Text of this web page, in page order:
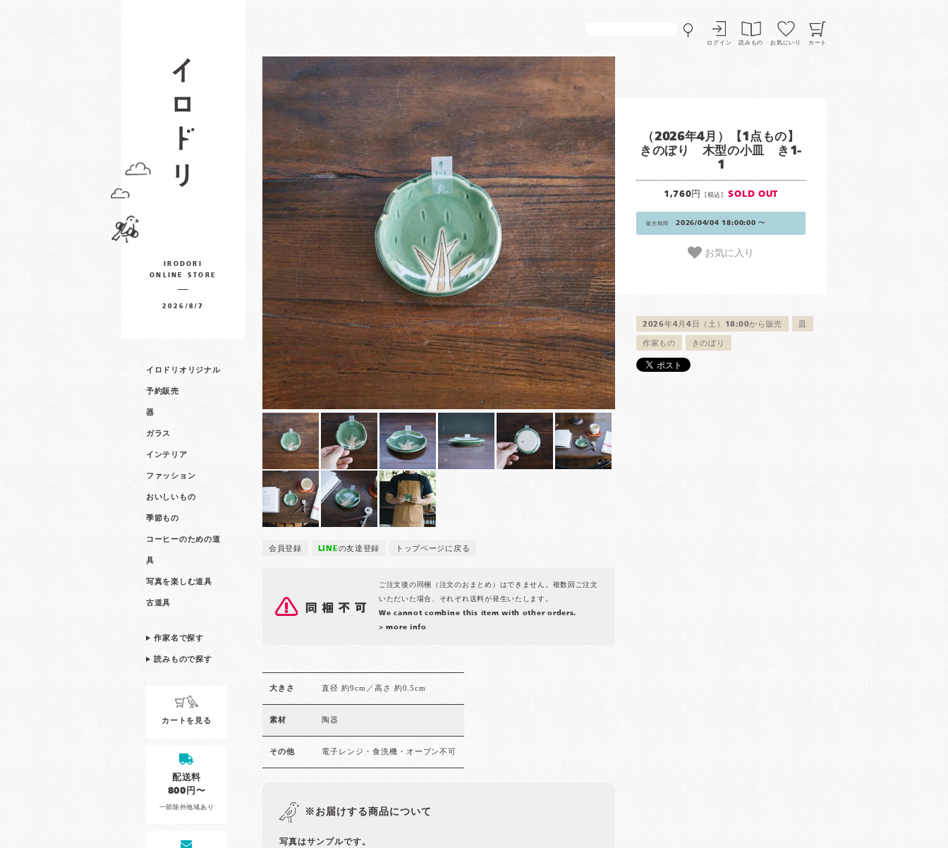
ログイン 読みもの お気にいり カート
IRODORI
ONLINE STORE
2026/8/7
イロドリオリジナル
予約販売
器
ガラス
インテリア
ファッション
おいしいもの
季節もの
コーヒーのための道
具
写真を楽しむ道具
古道具
作家名で探す
読みもので探す
カートを見る
配送料
800円〜
一部除外地域あり
会員登録 LINEの友達登録 トップページに戻る
ご注文後の同梱（注文のおまとめ）はできません。複数回ご注文
いただいた場合、それぞれ送料が発生いたします。
We cannot combine this item with other orders.
> more info
（2026年4月）【1点もの】
きのぼり 木型の小皿 き1-
1
1,760円 [税込] SOLD OUT
販売期間 2026/04/04 18:00:00 〜
お気に入り
2026年4月4日（土）18:00から販売
作家もの きのぼり
大きさ 直径 約9cm／高さ 約0.5cm
素材 陶器
その他 電子レンジ・食洗機・オーブン不可
※お届けする商品について
写真はサンプルです。